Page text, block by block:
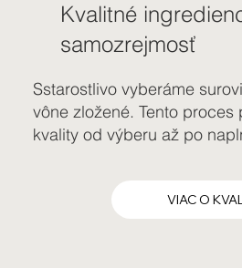
Kvalitné
samozrejmosť
Sstarostlivo vyberáme
vône zložené. Tento proces
kvality od výberu až po
VIAC O